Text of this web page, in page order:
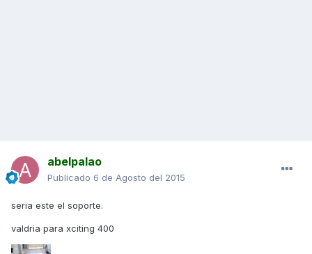
abelpalao
Publicado 6 de Agosto del 2015
seria este el soporte.
valdria para xciting 400